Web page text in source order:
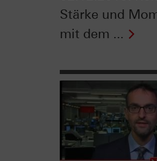
Stärke und
mit dem ...